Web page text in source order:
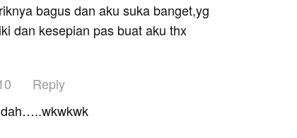
bagus dan aku suka banget,yg
dan kesepian pas buat aku thx
Reply